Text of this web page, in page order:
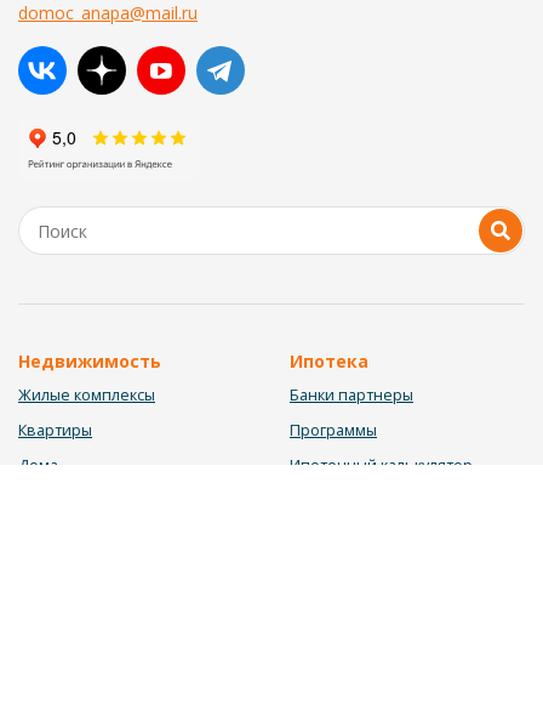
domoc_anapa@mail.ru
Недвижимость
Жилые комплексы
Квартиры
Дома
Ипотека
Банки партнеры
Программы
Ипотечный калькулятор